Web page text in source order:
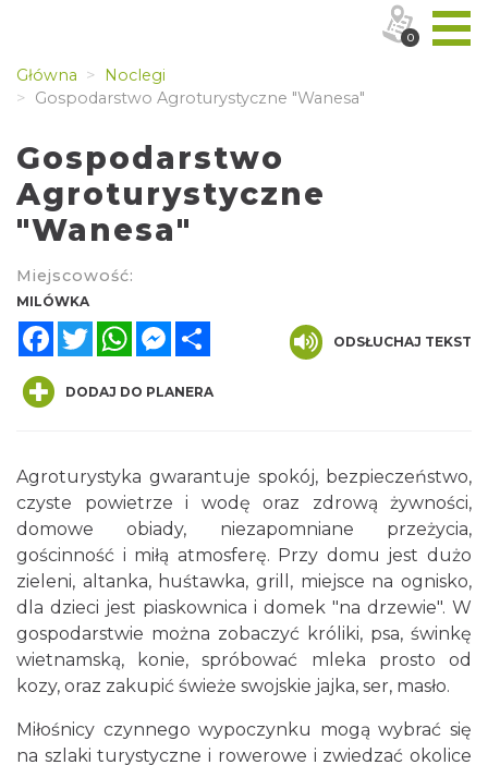
Główna
Noclegi
Gospodarstwo Agroturystyczne "Wanesa"
Gospodarstwo
Agroturystyczne
"Wanesa"
Miejscowość:
MILÓWKA
FacebookTwitterWhatsAppMessenger
ODSŁUCHAJ TEKST
DODAJ DO PLANERA
Agroturystyka gwarantuje spokój, bezpieczeństwo,
czyste powietrze i wodę oraz zdrową żywności,
domowe obiady, niezapomniane przeżycia,
gościnność i miłą atmosferę. Przy domu jest dużo
zieleni, altanka, huśtawka, grill, miejsce na ognisko,
dla dzieci jest piaskownica i domek "na drzewie". W
gospodarstwie można zobaczyć króliki, psa, świnkę
wietnamską, konie, spróbować mleka prosto od
kozy, oraz zakupić świeże swojskie jajka, ser, masło.
Miłośnicy czynnego wypoczynku mogą wybrać się
na szlaki turystyczne i rowerowe i zwiedzać okolice
0